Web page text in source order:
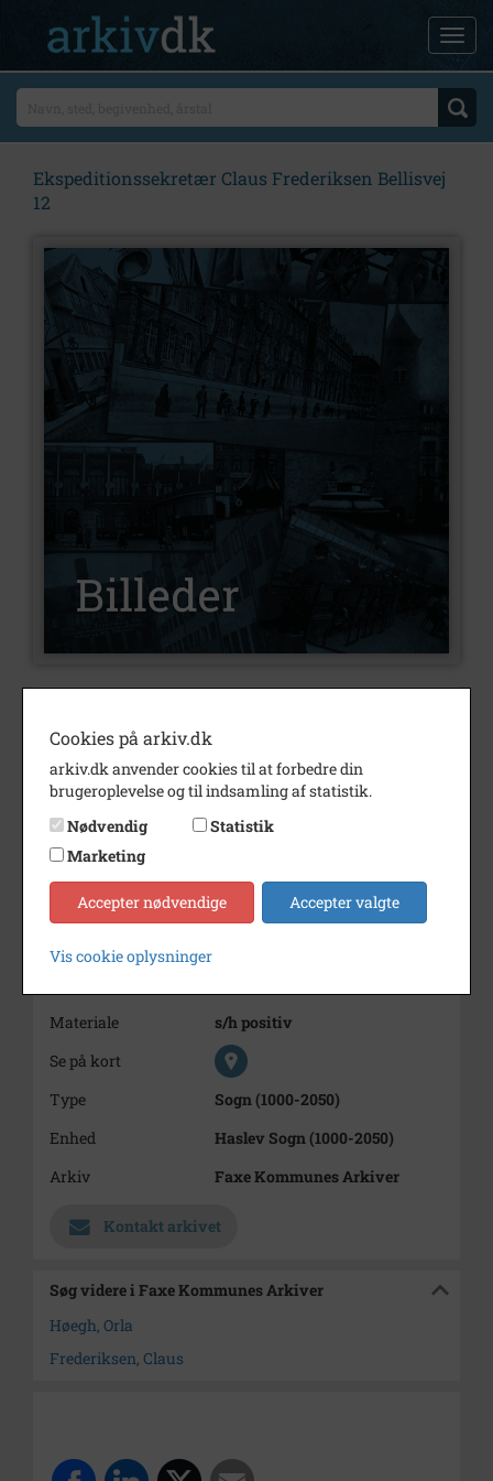
Ekspeditionssekretær Claus Frederiksen Bellisvej
12
Type
Beskrivelse
Ekspeditionssekretær
Claus Frederiksen
Bellisvej 12
Periode
Dateringsnote
1970-1990
Fotograf
Materiale
s/h positiv
Se på kort
Type
Sogn (1000-2050)
Enhed
Haslev Sogn (1000-2050)
Arkiv
Faxe Kommunes Arkiver
Kontakt arkivet
Søg videre i Faxe Kommunes Arkiver
Høegh, Orla
Frederiksen, Claus
Cookies på arkiv.dk
arkiv.dk anvender cookies til at forbedre din
brugeroplevelse og til indsamling af statistik.
Nødvendig
Statistik
Marketing
Accepter nødvendige Accepter valgte
Vis cookie oplysninger